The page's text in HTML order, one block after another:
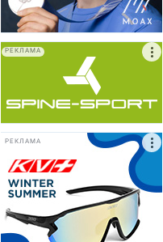
РЕКЛАМА
РЕКЛАМА